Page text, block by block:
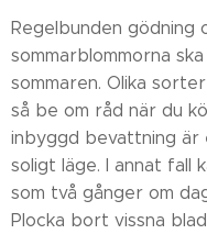
Regelbunden
sommarblommorna
sommaren. Olika
så be om råd när du
inbyggd bevattning är
soligt läge. I annat fall
som två gånger om
Plocka bort vissna